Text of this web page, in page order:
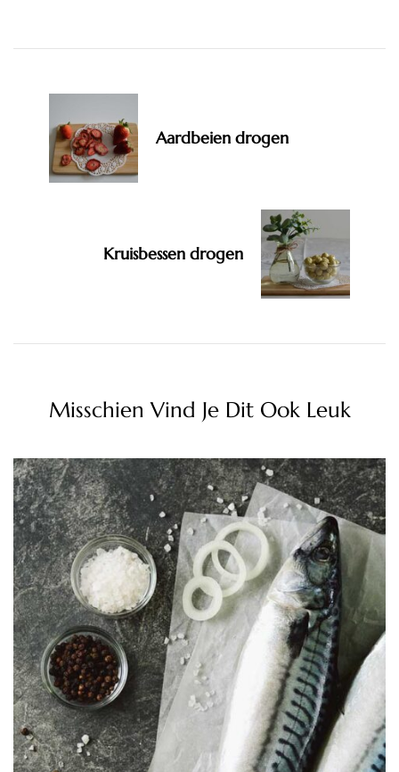
Navigation
Aardbeien drogen
Kruisbessen drogen
Misschien Vind Je Dit Ook Leuk